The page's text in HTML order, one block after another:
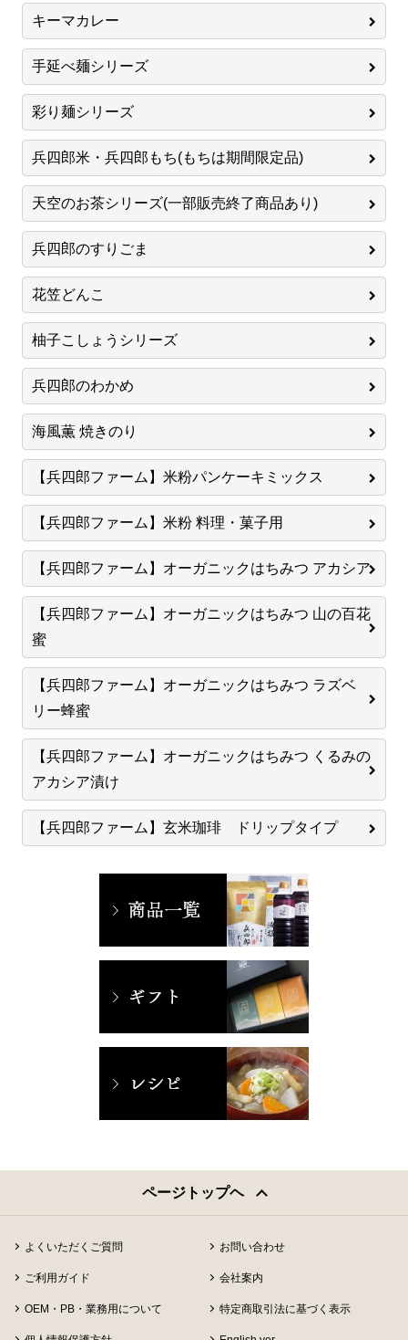
キーマカレー
手延べ麺シリーズ
彩り麺シリーズ
兵四郎米・兵四郎もち(もちは期間限定品)
天空のお茶シリーズ(一部販売終了商品あり)
兵四郎のすりごま
花笠どんこ
柚子こしょうシリーズ
兵四郎のわかめ
海風薫 焼きのり
【兵四郎ファーム】米粉パンケーキミックス
【兵四郎ファーム】米粉 料理・菓子用
【兵四郎ファーム】オーガニックはちみつ アカシア
【兵四郎ファーム】オーガニックはちみつ 山の百花
蜜
【兵四郎ファーム】オーガニックはちみつ ラズベ
リー蜂蜜
【兵四郎ファーム】オーガニックはちみつ くるみの
アカシア漬け
【兵四郎ファーム】玄米珈琲 ドリップタイプ
ページトップヘ
よくいただくご質問 お問い合わせ
ご利用ガイド 会社案内
OEM・PB・業務用について 特定商取引法に基づく表示